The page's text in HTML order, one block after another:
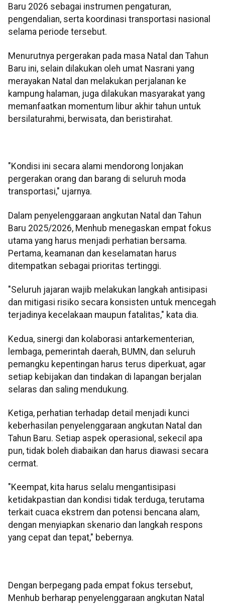
Baru 2026 sebagai instrumen pengaturan,
pengendalian, serta koordinasi transportasi nasional
selama periode tersebut.
Menurutnya pergerakan pada masa Natal dan Tahun
Baru ini, selain dilakukan oleh umat Nasrani yang
merayakan Natal dan melakukan perjalanan ke
kampung halaman, juga dilakukan masyarakat yang
memanfaatkan momentum libur akhir tahun untuk
bersilaturahmi, berwisata, dan beristirahat.
"Kondisi ini secara alami mendorong lonjakan
pergerakan orang dan barang di seluruh moda
transportasi," ujarnya.
Dalam penyelenggaraan angkutan Natal dan Tahun
Baru 2025/2026, Menhub menegaskan empat fokus
utama yang harus menjadi perhatian bersama.
Pertama, keamanan dan keselamatan harus
ditempatkan sebagai prioritas tertinggi.
"Seluruh jajaran wajib melakukan langkah antisipasi
dan mitigasi risiko secara konsisten untuk mencegah
terjadinya kecelakaan maupun fatalitas," kata dia.
Kedua, sinergi dan kolaborasi antarkementerian,
lembaga, pemerintah daerah, BUMN, dan seluruh
pemangku kepentingan harus terus diperkuat, agar
setiap kebijakan dan tindakan di lapangan berjalan
selaras dan saling mendukung.
Ketiga, perhatian terhadap detail menjadi kunci
keberhasilan penyelenggaraan angkutan Natal dan
Tahun Baru. Setiap aspek operasional, sekecil apa
pun, tidak boleh diabaikan dan harus diawasi secara
cermat.
"Keempat, kita harus selalu mengantisipasi
ketidakpastian dan kondisi tidak terduga, terutama
terkait cuaca ekstrem dan potensi bencana alam,
dengan menyiapkan skenario dan langkah respons
yang cepat dan tepat," bebernya.
Dengan berpegang pada empat fokus tersebut,
Menhub berharap penyelenggaraan angkutan Natal